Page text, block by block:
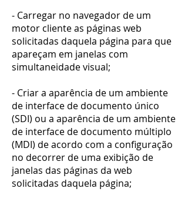
- Carregar no navegador de um
motor cliente as páginas web
solicitadas daquela página para que
apareçam em janelas com
simultaneidade visual;
- Criar a aparência de um ambiente
de interface de documento único
(SDI) ou a aparência de um ambiente
de interface de documento múltiplo
(MDI) de acordo com a configuração
no decorrer de uma exibição de
janelas das páginas da web
solicitadas daquela página;